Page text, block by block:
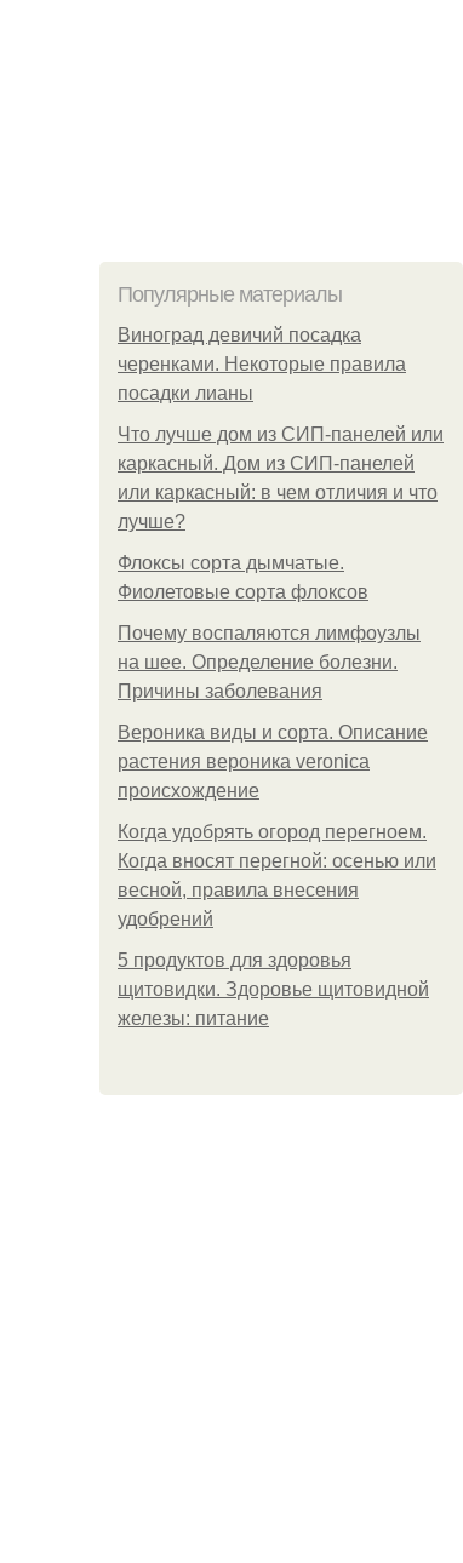
Популярные материалы
Виноград девичий посадка
черенками. Некоторые правила
посадки лианы
Что лучше дом из СИП-панелей или
каркасный. Дом из СИП-панелей
или каркасный: в чем отличия и что
лучше?
Флоксы сорта дымчатые.
Фиолетовые сорта флоксов
Почему воспаляются лимфоузлы
на шее. Определение болезни.
Причины заболевания
Вероника виды и сорта. Описание
растения вероника veronica
происхождение
Когда удобрять огород перегноем.
Когда вносят перегной: осенью или
весной, правила внесения
удобрений
5 продуктов для здоровья
щитовидки. Здоровье щитовидной
железы: питание